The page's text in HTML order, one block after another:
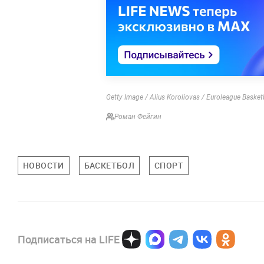
Getty Image / Alius Koroliovas / Euroleague
Роман Фейгин
НОВОСТИ БАСКЕТБОЛ СПОРТ
Подписаться на LIFE